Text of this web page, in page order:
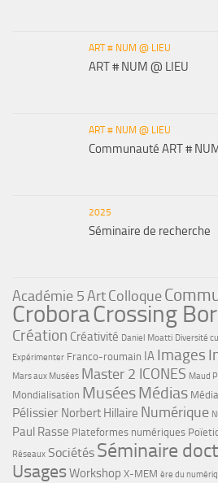
ART # NUM @ LIEU
ART # NUM @ LIEU
ART # NUM @ LIEU
Communauté ART #
2025
Séminaire de recherche
Académie 5ArtColloque
CroboraCrossing
Création Créativité Daniel Moatti Diversité
Expérimenter Franco-roumain IA Images
Mars aux Musées Master 2 ICONES Maud
Mondialisation MuséesMédias
Pélissier Norbert Hillaire Numérique
Paul Rasse Plateformes numériques Poïetic
Réseaux Sociétés Séminaire
UsagesWorkshop X-MEM ère du